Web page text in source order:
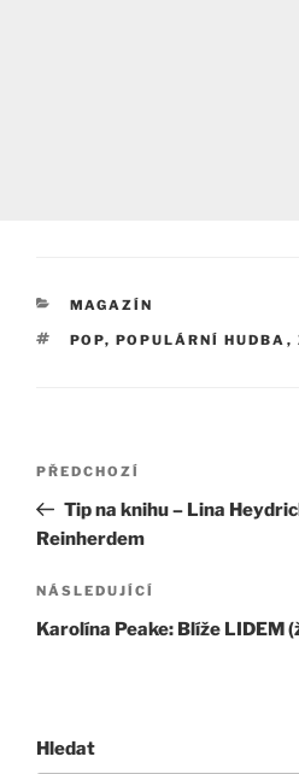
RUBRIKY
MAGAZÍN
ŠTÍTKY
POP, POPULÁRNÍ HUDBA ,
Navigace
příspěvek
Předchozí
příspěvek
PŘEDCHOZÍ
Tip na knihu – Lina
Reinherdem
Následující
příspěvek
NÁSLEDUJÍCÍ
Karolína Peake: Blíže LIDEM
Hledat